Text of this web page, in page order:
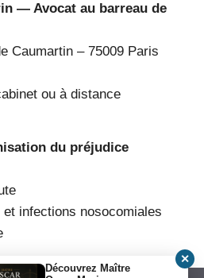
— Avocat au barreau de
Caumartin – 75009 Paris
ou à distance
du préjudice
infections nosocomiales
Découvrez Maître
✕